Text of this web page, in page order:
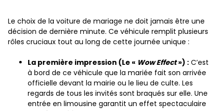
Le choix de la voiture de mariage ne doit jamais être une
décision de dernière minute. Ce véhicule remplit plusieurs
rôles cruciaux tout au long de cette journée unique :
La première impression (Le « Wow Effect») : C’est
à bord de ce véhicule que la mariée fait son arrivée
officielle devant la mairie ou le lieu de culte. Les
regards de tous les invités sont braqués sur elle. Une
entrée en limousine garantit un effet spectaculaire